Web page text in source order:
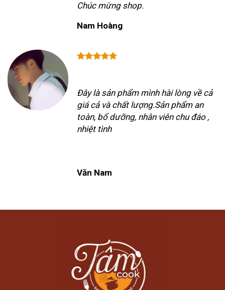
Chúc mừng shop.
Nam Hoàng
Đây là sản phẩm mình hài lòng về cả
giá cả và chất lượng.Sản phẩm an
toàn, bổ dưỡng, nhân viên chu đáo ,
nhiệt tình
Văn Nam